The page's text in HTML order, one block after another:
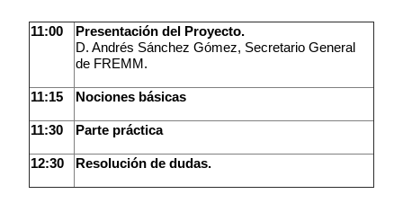
11:00
Presentación del Proyecto.
D. Andrés Sánchez Gómez, Secretario General
de FREMM.
11:15 Nociones básicas
11:30 Parte práctica
12:30 Resolución de dudas.